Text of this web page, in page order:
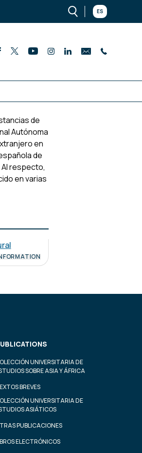
ES
de
Autónoma
en
de
Al respecto,
en varias
UNIVERSITARIA DE
SOBRE ASIA Y ÁFRICA
BREVES
UNIVERSITARIA DE
ASIÁTICOS
PUBLICACIONES
ELECTRÓNICOS